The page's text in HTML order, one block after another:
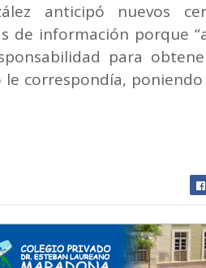
anticipó nuevos
de información porque
para
correspondía,